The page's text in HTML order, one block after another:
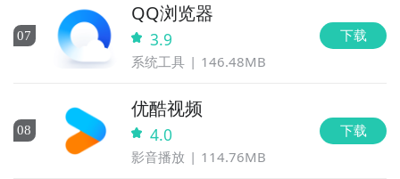
07
QQ浏览器
3.9
系统工具 146.48MB
下载
08
优酷视频
4.0
影音播放 114.76MB
下载